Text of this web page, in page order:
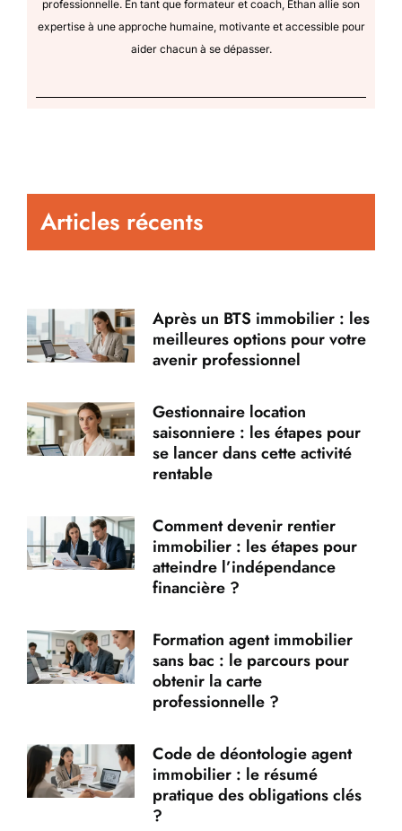
professionnelle. En tant que formateur et coach, Ethan allie son
expertise à une approche humaine, motivante et accessible pour
aider chacun à se dépasser.
Articles récents
Après un BTS immobilier : les
meilleures options pour votre
avenir professionnel
Gestionnaire location
saisonniere : les étapes pour
se lancer dans cette activité
rentable
Comment devenir rentier
immobilier : les étapes pour
atteindre l’indépendance
financière ?
Formation agent immobilier
sans bac : le parcours pour
obtenir la carte
professionnelle ?
Code de déontologie agent
immobilier : le résumé
pratique des obligations clés
?